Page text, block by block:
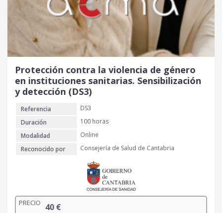
Protección contra la violencia de género
en instituciones sanitarias. Sensibilización
y detección (DS3)
Referencia
DS3
Duración
100 horas
Modalidad
Online
Reconocido por
Consejería de Salud de Cantabria
PRECIO 40 €